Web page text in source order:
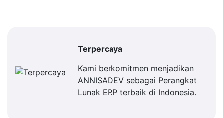
Terpercaya
Kami berkomitmen menjadikan
ANNISADEV sebagai Perangkat
Lunak ERP terbaik di Indonesia.